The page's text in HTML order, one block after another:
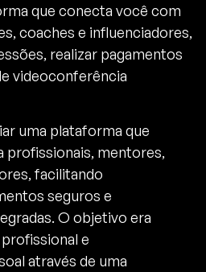
que conecta você com
coaches e influenciadores,
realizar pagamentos
videoconferência
uma plataforma que
profissionais, mentores,
facilitando
seguros e
O objetivo era
e
através de uma